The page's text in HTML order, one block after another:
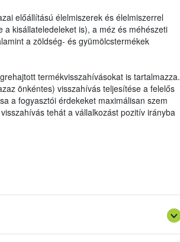
előállítású élelmiszerek és élelmiszerrel
kisállateledeleket is), a méz és méhészeti
a zöldség- és gyümölcstermékek
termékvisszahívásokat is tartalmazza.
önkéntes) visszahívás teljesítése a felelős
a fogyasztói érdekeket maximálisan szem
tehát a vállalkozást pozitív irányba
tájékoztatnia kell az élelmiszerlánc-
nyomon követési
valamint bejelentjük az élelmiszerlánc-
hogy a vállalkozó megtehesse a szükséges
által közzétett, önellenőrzésből eredő